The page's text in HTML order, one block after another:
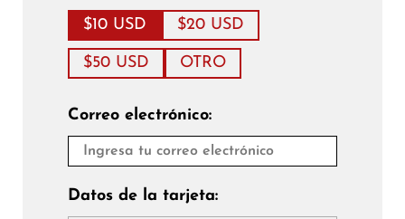
$10 USD $20 USD
$50 USD OTRO
Correo electrónico:
Datos de la tarjeta: